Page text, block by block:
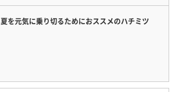
夏を元気に乗り切るためにおススメのハチミツ